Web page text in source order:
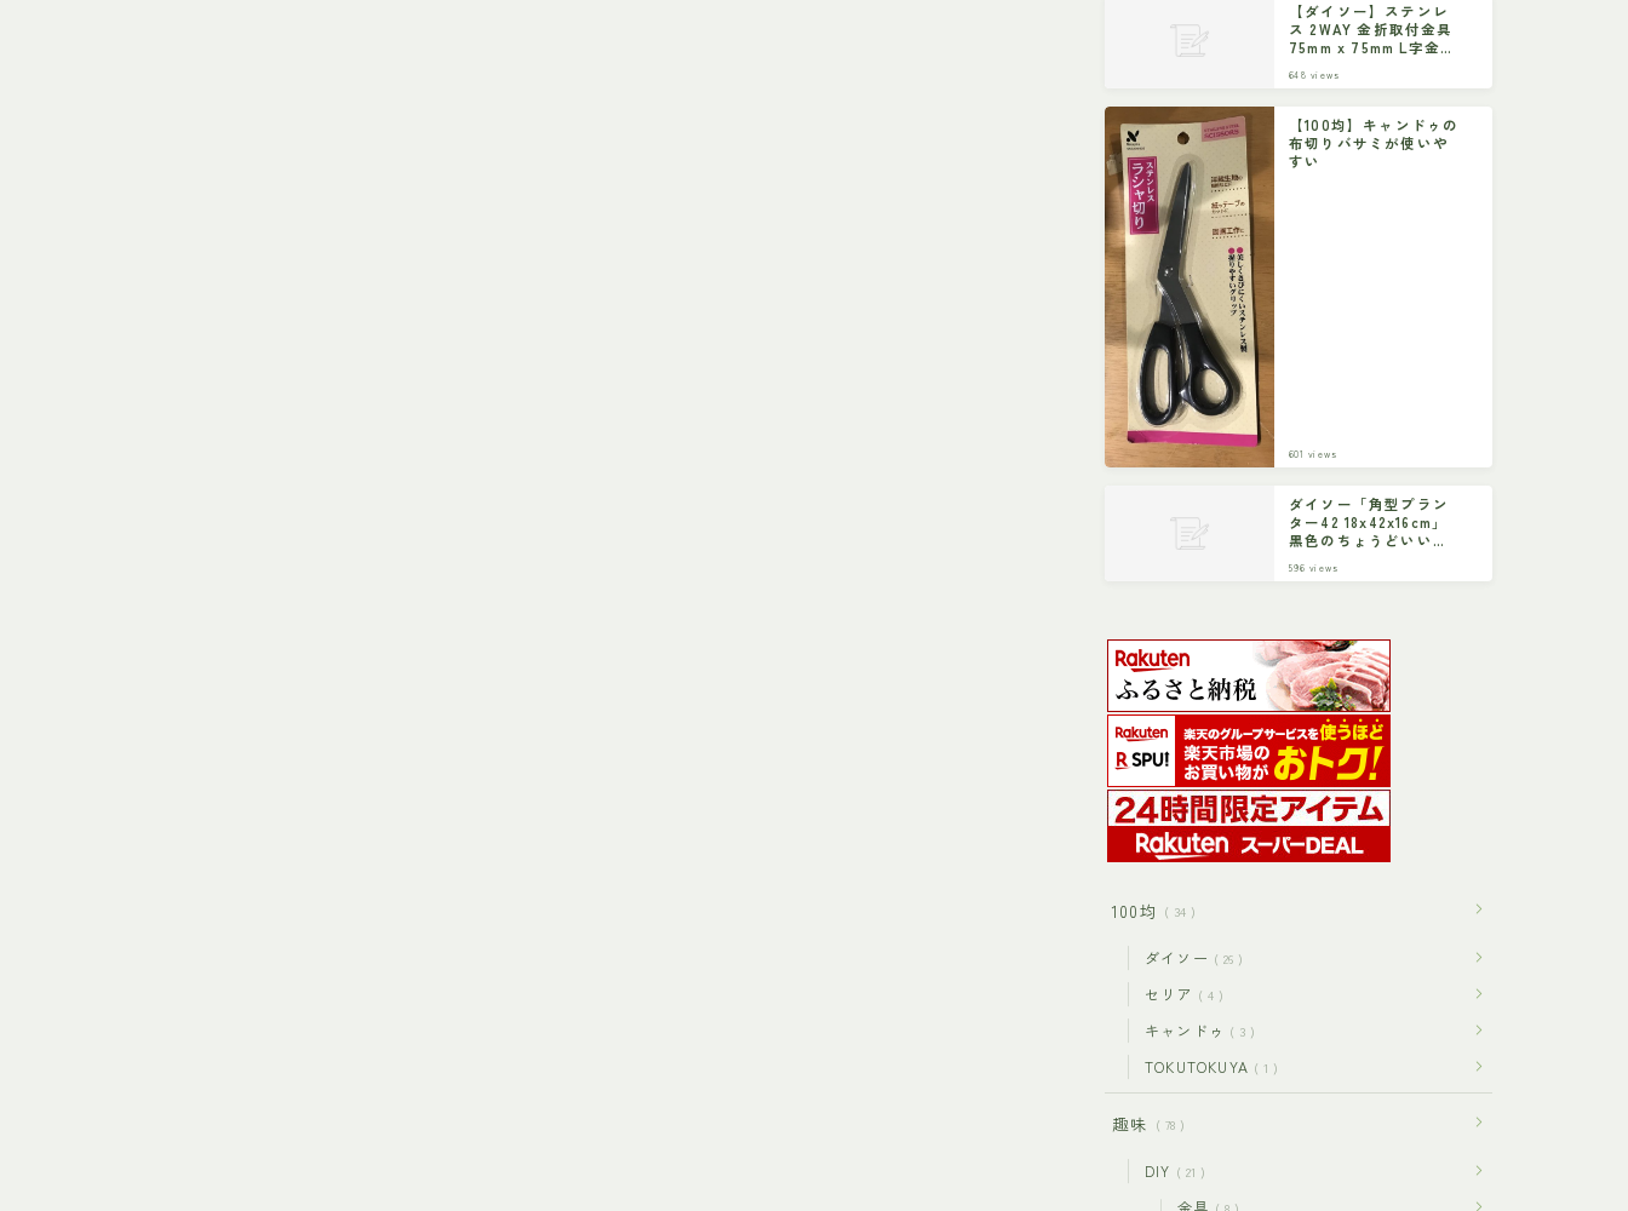
【ダイソー】ステンレ
ス 2WAY 金折取付金具
75mm x 75mm L字金具
648 views
【100均】キャンドゥの
布切りバサミが使いや
すい
601 views
ダイソー「角型プラン
ター42 18x42x16cm」
黒色のちょうどいいサ
596 views
100均 34
ダイソー 26
セリア 4
キャンドゥ 3
TOKUTOKUYA 1
趣味 78
DIY 21
金具